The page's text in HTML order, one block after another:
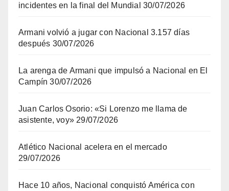
incidentes en la final del Mundial 30/07/2026
Armani volvió a jugar con Nacional 3.157 días
después 30/07/2026
La arenga de Armani que impulsó a Nacional en El
Campín 30/07/2026
Juan Carlos Osorio: «Si Lorenzo me llama de
asistente, voy» 29/07/2026
Atlético Nacional acelera en el mercado
29/07/2026
Hace 10 años, Nacional conquistó América con